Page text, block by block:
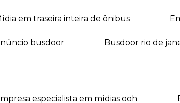
mídia em traseira inteira de ônibus
anúncio busdoor busdoor rio de
empresa especialista em mídias ooh